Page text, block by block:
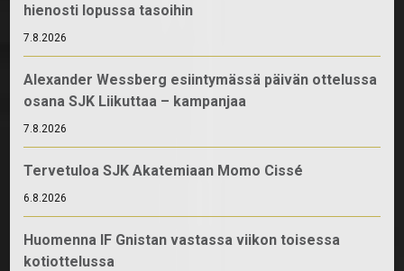
hienosti lopussa tasoihin
7.8.2026
Alexander Wessberg esiintymässä päivän ottelussa
osana SJK Liikuttaa – kampanjaa
7.8.2026
Tervetuloa SJK Akatemiaan Momo Cissé
6.8.2026
Huomenna IF Gnistan vastassa viikon toisessa
kotiottelussa